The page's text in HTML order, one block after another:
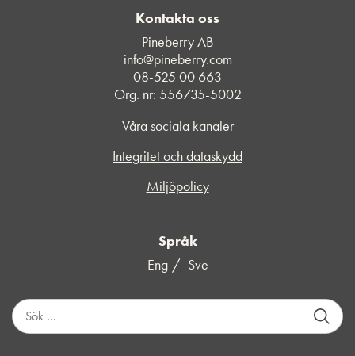
Kontakta oss
Pineberry AB
info@pineberry.com
08-525 00 663
Org. nr: 556735-5002
Våra sociala kanaler
Integritet och dataskydd
Miljöpolicy
Språk
Eng
Sve
S
ö
k